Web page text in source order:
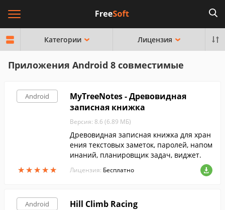
Категории Лицензия
Приложения Аndroid 8 совместимые
Android
★★★★★
★★★★★
MyTreeNotes - Древовидная
записная книжка
Версия: 8.6 (6.89 МБ)
Древовидная записная книжка для хран
ения текстовых заметок, паролей, напом
инаний, планировщик задач, виджет.
Лицензия: Бесплатно
Android Hill Climb Racing